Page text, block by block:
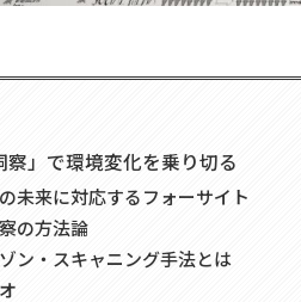
察」で環境変化を乗り切る
未来に対応するフォーサイト
の方法論
ン・スキャニング手法とは